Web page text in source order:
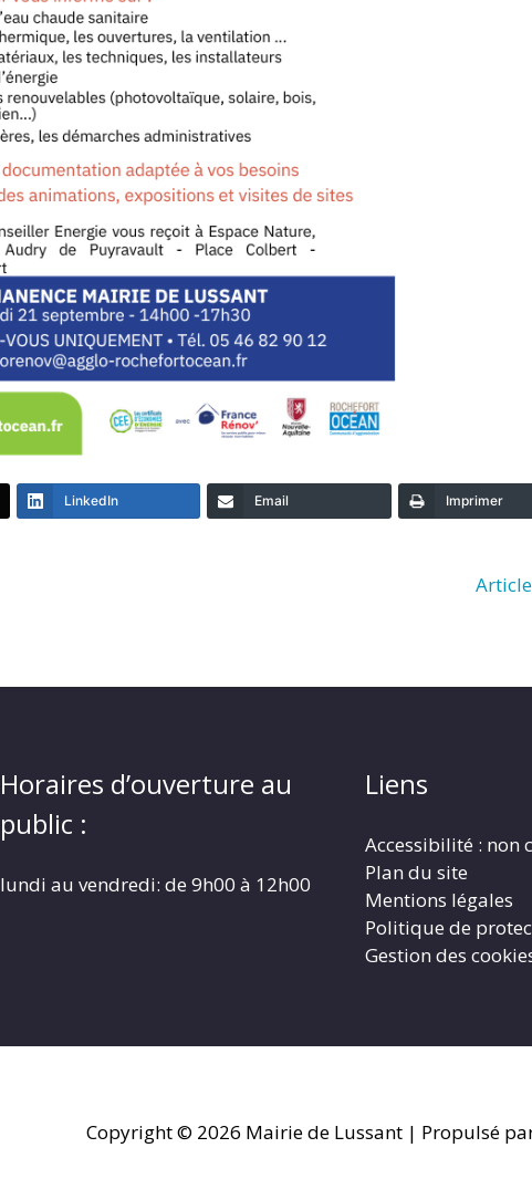
LinkedIn Email Imprimer
Horaires d’ouverture au
public :
lundi au vendredi: de 9h00 à 12h00
Liens
Accessibilité : non
Plan du site
Mentions légales
Politique de
Gestion des
Copyright © 2026 Mairie de Lussant| Propulsé